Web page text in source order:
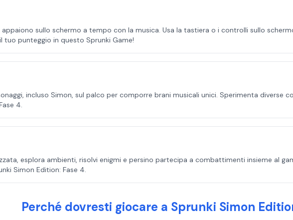
sullo schermo a tempo con la musica. Usa la tastiera o i controlli sullo
tuo punteggio in questo Sprunki Game!
incluso Simon, sul palco per comporre brani musicali unici. Sperimenta diverse
4.
esplora ambienti, risolvi enigmi e persino partecipa a combattimenti insieme al
Simon Edition: Fase 4.
Perché dovresti giocare a Sprunki Simon